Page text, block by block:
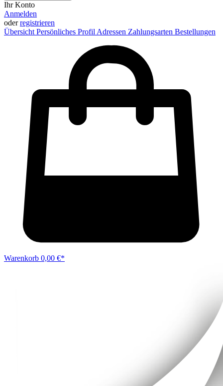
Ihr Konto
Anmelden
oderregistrieren
Übersicht Persönliches Profil Adressen Zahlungsarten Bestellungen
Warenkorb 0,00 €*